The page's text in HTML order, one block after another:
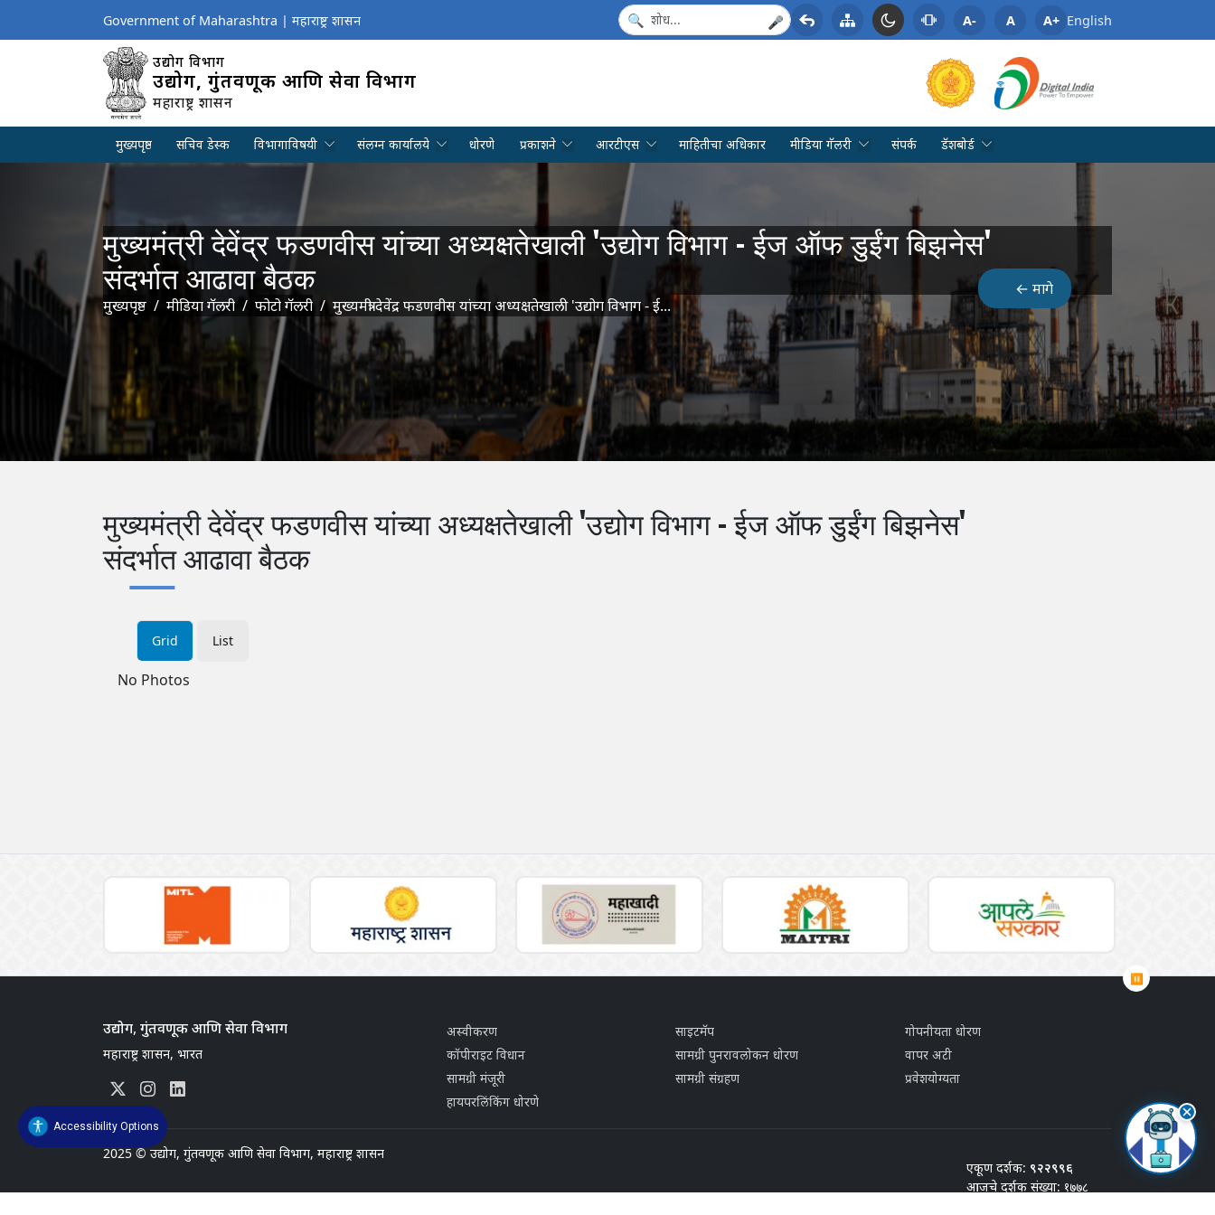
Government of Maharashtra | महाराष्ट्र शासन 🎤 A- A A+ English
उद्योग विभाग
उद्योग, गुंतवणूक आणि सेवा विभाग
महाराष्ट्र शासन
मुख्यपृष्ठ सचिव डेस्क विभागाविषयी संलग्न कार्यालये धोरणे प्रकाशने आरटीएस माहितीचा अधिकार मीडिया गॅलरी संपर्क डॅशबोर्ड
मुख्यमंत्री देवेंद्र फडणवीस यांच्या अध्यक्षतेखाली 'उद्योग विभाग - ईज ऑफ डुईंग बिझनेस'
संदर्भात आढावा बैठक
Breadcrumb
मुख्यपृष्ठ मीडिया गॅलरी फोटो गॅलरी मुख्यमंत्री देवेंद्र फडणवीस यांच्या अध्यक्षतेखाली 'उद्योग विभाग - ई...
← मागे
मुख्यमंत्री देवेंद्र फडणवीस यांच्या अध्यक्षतेखाली 'उद्योग विभाग - ईज ऑफ डुईंग बिझनेस'
संदर्भात आढावा बैठक
Grid List
No Photos
⏸
उद्योग, गुंतवणूक आणि सेवा विभाग
महाराष्ट्र शासन, भारत
अस्वीकरण साइटमॅप
गोपनीयता धोरण
कॉपीराइट विधान
सामग्री पुनरावलोकन धोरण
वापर अटी
सामग्री मंजूरी
सामग्री संग्रहण
प्रवेशयोग्यता
हायपरलिंकिंग धोरणे
2025 ©उद्योग, गुंतवणूक आणि सेवा विभाग, महाराष्ट्र शासन
एकूण दर्शक: ९२२९९६
आजचे दर्शक संख्या: १७७८
Accessibility Options